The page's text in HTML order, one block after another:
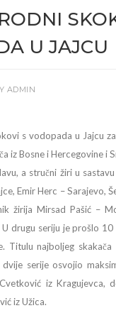
U JAJCU
ADMIN
s vodopada u Jajcu
iz Bosne i Hercegovine i
a stručni žiri u
Emir Herc – Sarajevo,
žirija Mirsad Pašić –
U drugu seriju je prošlo
Titulu najboljeg
serije osvojio
iz Kragujevca,
iz Užica.